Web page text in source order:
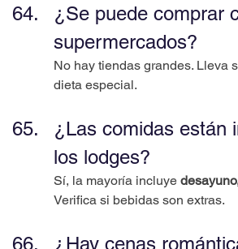
¿Se puede comprar
supermercados?
No hay tiendas grandes. Lleva
dieta especial.
¿Las comidas están
los lodges?
Sí, la mayoría incluye
Verifica si bebidas son extras.
¿Hay cenas